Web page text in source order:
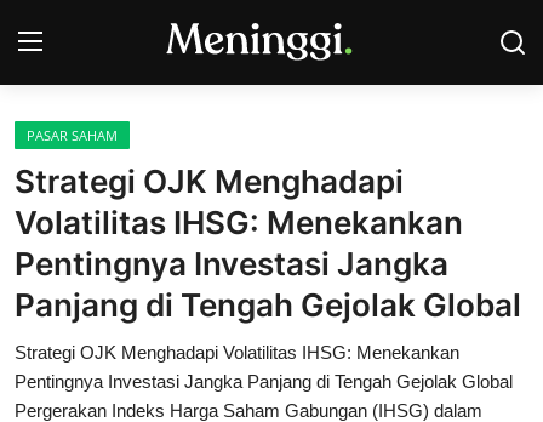
Contact
Pasar Saham
Bisnis
Korporasi
PASAR SAHAM
Strategi OJK Menghadapi
Volatilitas IHSG: Menekankan
Pentingnya Investasi Jangka
Panjang di Tengah Gejolak Global
Strategi OJK Menghadapi Volatilitas IHSG: Menekankan
Pentingnya Investasi Jangka Panjang di Tengah Gejolak Global
Pergerakan Indeks Harga Saham Gabungan (IHSG) dalam